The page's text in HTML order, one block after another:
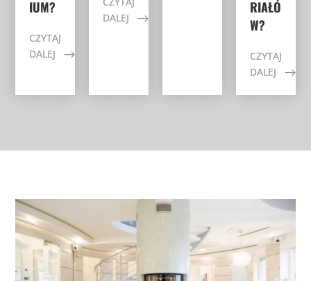
IUM?
CZYTAJ
DALEJ
DALEJ
RIAŁÓ
W?
CZYTAJ
DALEJ